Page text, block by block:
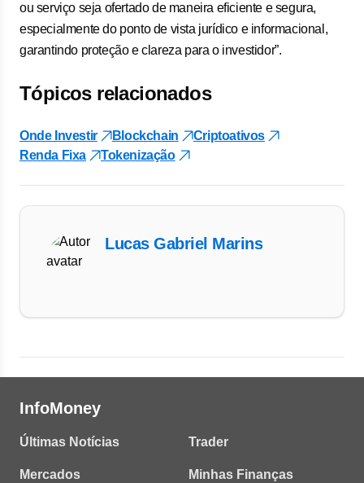
ou serviço seja ofertado de maneira eficiente e segura,
especialmente do ponto de vista jurídico e informacional,
garantindo proteção e clareza para o investidor”.
Tópicos relacionados
Onde Investir Blockchain
Criptoativos
Renda Fixa
Tokenização
Lucas Gabriel Marins
InfoMoney
Últimas Notícias
Mercados
Trader
Minhas Finanças